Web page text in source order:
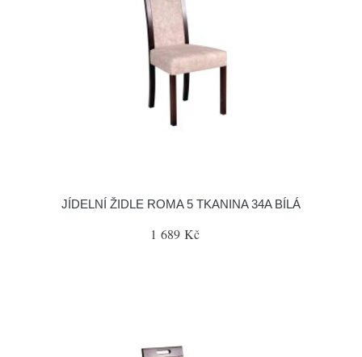
JÍDELNÍ ŽIDLE ROMA 5 TKANINA 34A BÍLÁ
1 689 Kč